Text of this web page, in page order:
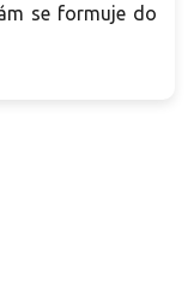
se formuje do